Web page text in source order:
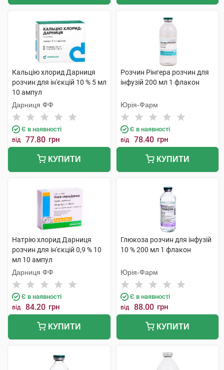
Кальцію хлорид Дарниця
розчин для ін'єкцій 10 % 5 мл
10 ампул
Дарниця ФФ
Є в наявності
від 77.80 грн
КУПИТИ
Розчин Рінгера розчин для
інфузій 200 мл 1 флакон
Юрія-Фарм
Є в наявності
від 78.40 грн
КУПИТИ
Натрію хлорид Дарниця
розчин для ін'єкцій 0,9 % 10
мл 10 ампул
Дарниця ФФ
Є в наявності
від 84.20 грн
КУПИТИ
Глюкоза розчин для інфузій
10 % 200 мл 1 флакон
Юрія-Фарм
Є в наявності
від 88.00 грн
КУПИТИ